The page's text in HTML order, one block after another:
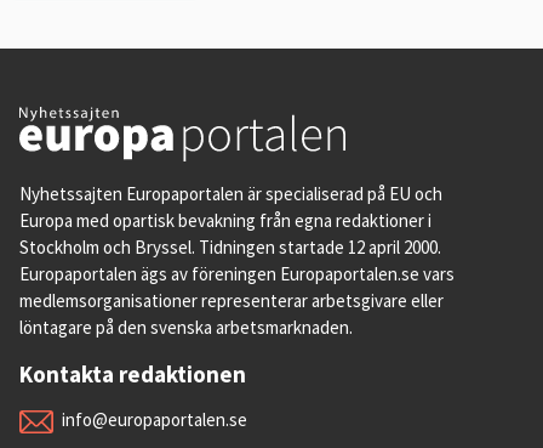
Nyhetssajten Europaportalen är specialiserad på EU och
Europa med opartisk bevakning från egna redaktioner i
Stockholm och Bryssel. Tidningen startade 12 april 2000.
Europaportalen ägs av föreningen Europaportalen.se vars
medlemsorganisationer representerar arbetsgivare eller
löntagare på den svenska arbetsmarknaden.
Kontakta redaktionen
info@europaportalen.se